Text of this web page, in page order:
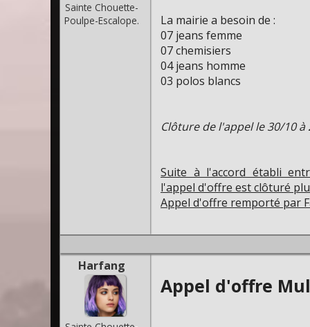
Sainte Chouette-
Poulpe-Escalope.
La mairie a besoin de :
07 jeans femme
07 chemisiers
04 jeans homme
03 polos blancs
Clôture de l'appel le 30/10 à
Suite à l'accord établi
l'appel d'offre est clôturé
Appel d'offre remporté par
Harfang
Appel d'offre